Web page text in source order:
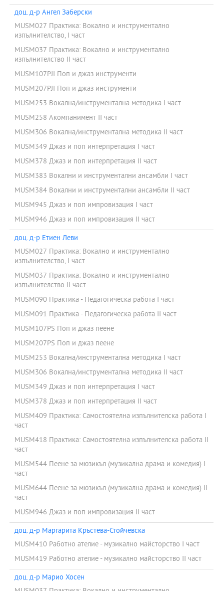
доц. д-р Ангел Заберски
MUSM027 Практика: Вокално и инструментално
изпълнителство, I част
MUSM037 Практика: Вокално и инструментално
изпълнителство II част
MUSM107PJI Поп и джаз инструменти
MUSM207PJI Поп и джаз инструменти
MUSM253 Вокална/инструментална методика I част
MUSM258 Акомпанимент ІІ част
MUSM306 Вокална/инструментална методика II част
MUSM349 Джаз и поп интерпретация І част
MUSM378 Джаз и поп интерпретация ІІ част
MUSM383 Вокални и инструментални ансамбли I част
MUSM384 Вокални и инструментални ансамбли II част
MUSM945 Джаз и поп импровизация І част
MUSM946 Джаз и поп импровизация ІІ част
доц. д-р Етиен Леви
MUSM027 Практика: Вокално и инструментално
изпълнителство, I част
MUSM037 Практика: Вокално и инструментално
изпълнителство II част
MUSM090 Практика - Педагогическа работа І част
MUSM091 Практика - Педагогическа работа ІІ част
MUSM107PS Поп и джаз пеене
MUSM207PS Поп и джаз пеене
MUSM253 Вокална/инструментална методика I част
MUSM306 Вокална/инструментална методика II част
MUSM349 Джаз и поп интерпретация І част
MUSM378 Джаз и поп интерпретация ІІ част
MUSM409 Практика: Самостоятелна изпълнителска работа І
част
MUSM418 Практика: Самостоятелна изпълнителска работа ІІ
част
MUSM544 Пеене за мюзикъл (музикална драма и комедия) І
част
MUSM644 Пеене за мюзикъл (музикална драма и комедия) ІІ
част
MUSM946 Джаз и поп импровизация ІІ част
доц. д-р Маргарита Кръстева-Стойчевска
MUSM410 Работно ателие - музикално майсторство I част
MUSM419 Работно ателие - музикално майсторство II част
доц. д-р Марио Хосен